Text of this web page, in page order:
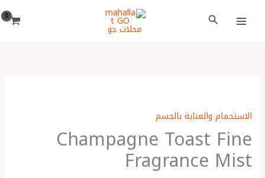
البحث
الاستحمام والعناية بالجسم
Champagne Toast Fine
Fragrance Mist
Toast
Fine
Fragrance
Mist